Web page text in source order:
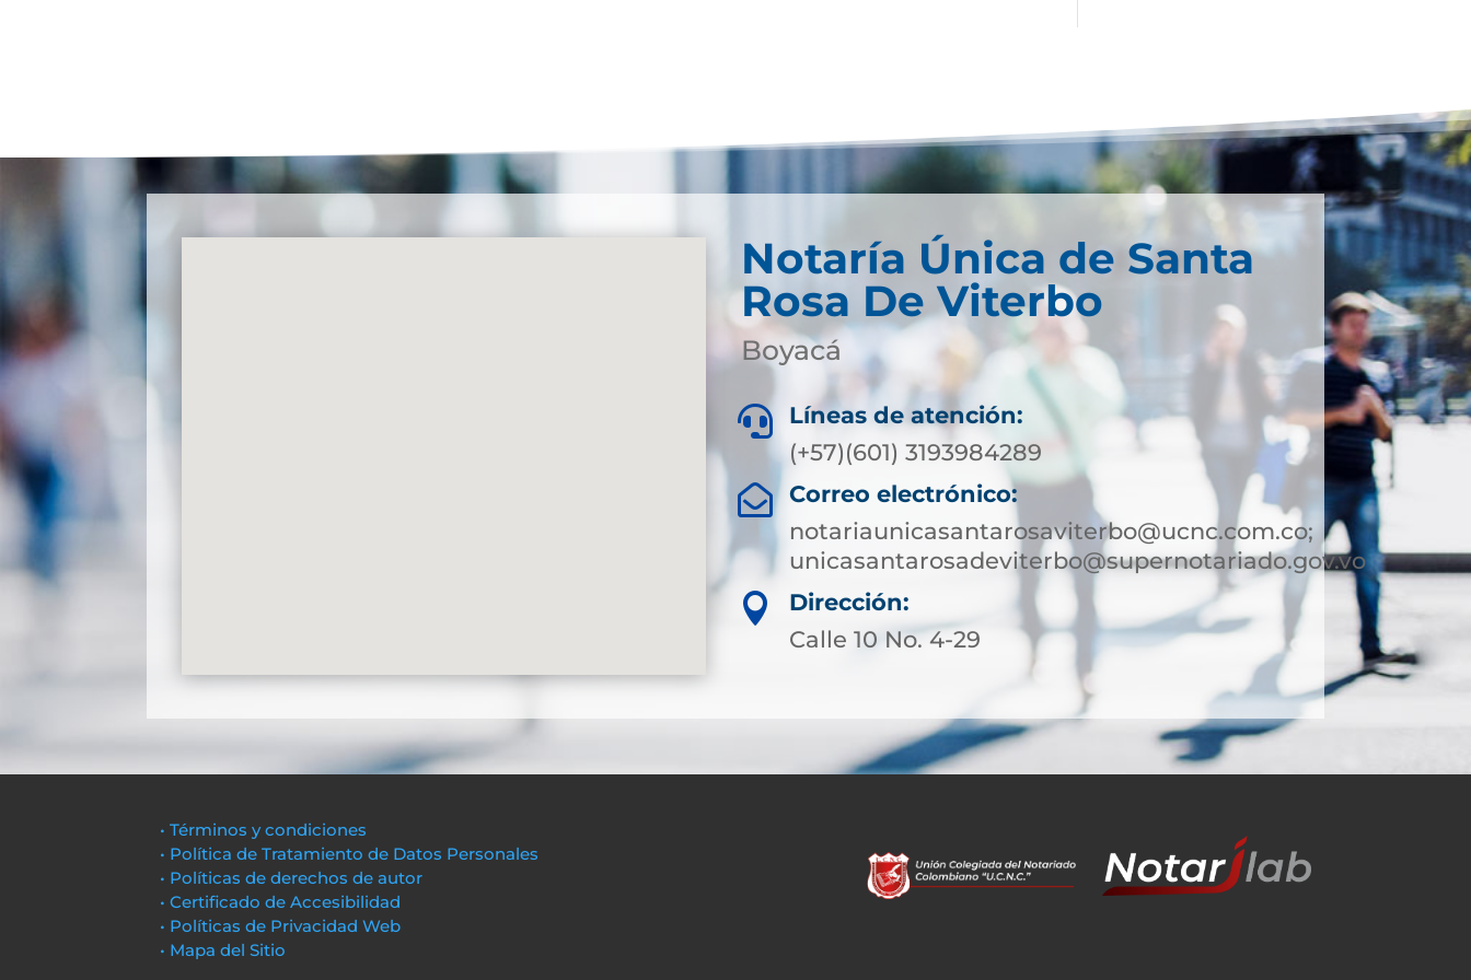
Notaría Única de Santa
Rosa De Viterbo
Boyacá

Líneas de atención:
(+57)(601) 3193984289

Correo electrónico:
notariaunicasantarosaviterbo@ucnc.com.co;
unicasantarosadeviterbo@supernotariado.gov.vo

Dirección:
Calle 10 No. 4-29
• Términos y condiciones
• Política de Tratamiento de Datos Personales
• Políticas de derechos de autor
• Certificado de Accesibilidad
• Políticas de Privacidad Web
• Mapa del Sitio